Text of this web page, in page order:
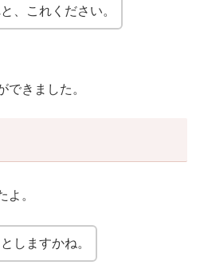
、これください。
できました。
よ。
しますかね。